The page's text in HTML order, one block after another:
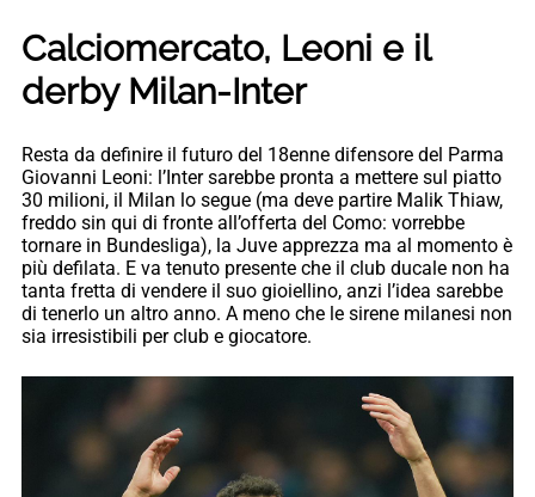
Calciomercato, Leoni e il
derby Milan-Inter
Resta da definire il futuro del 18enne difensore del Parma
Giovanni Leoni: l’Inter sarebbe pronta a mettere sul piatto
30 milioni, il Milan lo segue (ma deve partire Malik Thiaw,
freddo sin qui di fronte all’offerta del Como: vorrebbe
tornare in Bundesliga), la Juve apprezza ma al momento è
più defilata. E va tenuto presente che il club ducale non ha
tanta fretta di vendere il suo gioiellino, anzi l’idea sarebbe
di tenerlo un altro anno. A meno che le sirene milanesi non
sia irresistibili per club e giocatore.